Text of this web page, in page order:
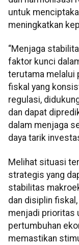
untuk
meningkatkan
“Menjaga
faktor kunci
terutama melalui
fiskal yang
regulasi,
dan dapat
dalam menjaga
daya tarik
Melihat situasi
strategis yang
stabilitas
dan disiplin
menjadi prioritas
pertumbuhan
memastikan